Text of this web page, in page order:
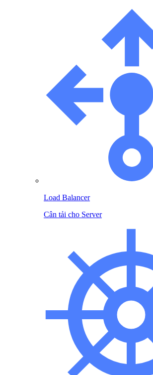
Load Balancer
Cân tải cho Server